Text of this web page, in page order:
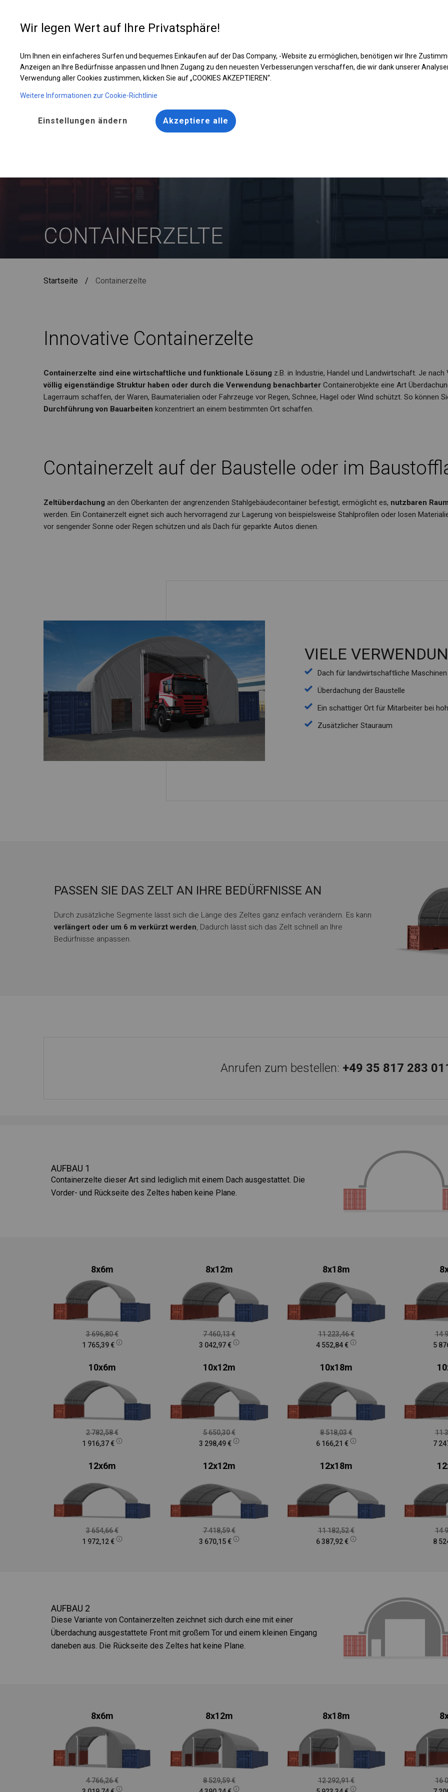
Entwerfen Sie Ihr Zelt
CONTAINERZELTE
Startseite / Containerzelte
Innovative Containerzelte
Containerzelte sind eine wirtschaftliche und funktionale Lösung z.B. in Industrie, Handel und Landwirtschaft. Je
völlig eigenständige Struktur haben oder durch die Verwendung benachbarter Containerobjekte eine Art
Lagerraum schaffen, der Waren, Baumaterialien oder Fahrzeuge vor Regen, Schnee, Hagel oder Wind schützt. So können
Durchführung von Bauarbeiten konzentriert an einem bestimmten Ort schaffen.
Containerzelt auf der Baustelle oder im
Zeltüberdachung an den Oberkanten der angrenzenden Stahlgebäudecontainer befestigt, ermöglicht es, nutzbaren
werden. Ein Containerzelt eignet sich auch hervorragend zur Lagerung von beispielsweise Stahlprofilen oder losen
vor sengender Sonne oder Regen schützen und als Dach für geparkte Autos dienen.
VIELE
Dach für landwirtschaftliche
Überdachung der Baustelle
Ein schattiger Ort für Mitarbeiter bei
Zusätzlicher Stauraum
PASSEN SIE DAS ZELT AN IHRE BEDÜRFNISSE AN
Durch zusätzliche Segmente lässt sich die Länge des Zeltes ganz einfach verändern. Es kann
verlängert oder um 6 m verkürzt werden, Dadurch lässt sich das Zelt schnell an Ihre
Bedürfnisse anpassen.
Anrufen zum bestellen: +49 35 817 283
AUFBAU 1
Containerzelte dieser Art sind lediglich mit einem Dach ausgestattet. Die
Vorder- und Rückseite des Zeltes haben keine Plane.
8x6m
3 696,80€
1 765,39 €
8x12m
7 460,13€
3 042,97 €
8x18m
11 223,46€
4 552,84 €
14
5
10x6m
2 782,58€
1 916,37 €
10x12m
5 650,30€
3 298,49 €
10x18m
8 518,03€
6 166,21 €
11
7
12x6m
3 654,66€
1 972,12 €
12x12m
7 418,59€
3 670,15 €
12x18m
11 182,52€
6 387,92 €
14
8
AUFBAU 2
Diese Variante von Containerzelten zeichnet sich durch eine mit einer
Überdachung ausgestattete Front mit großem Tor und einem kleinen Eingang
daneben aus. Die Rückseite des Zeltes hat keine Plane.
8x6m
4 766,26€
8x12m
8 529,59€
8x18m
12 292,91€
16
Wir legen Wert auf Ihre Privatsphäre!
Um Ihnen ein einfacheres Surfen und bequemes Einkaufen auf der Das Company, -Website zu ermöglichen, benötigen wir Ihre
Anzeigen an Ihre Bedürfnisse anpassen und Ihnen Zugang zu den neuesten Verbesserungen verschaffen, die wir dank unserer
Verwendung aller Cookies zustimmen, klicken Sie auf „COOKIES AKZEPTIEREN“.
Weitere Informationen zur Cookie-Richtlinie
Einstellungen ändern Akzeptiere alle